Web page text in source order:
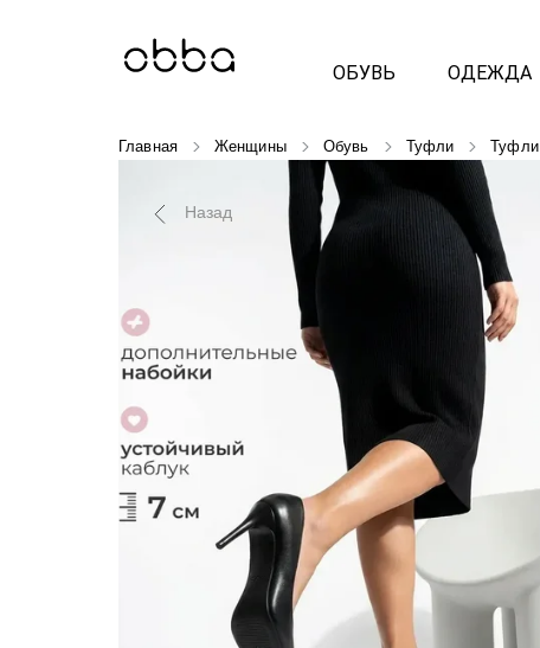
ОБУВЬ ОДЕЖДА
Главная Женщины Обувь Туфли Туфли
Назад